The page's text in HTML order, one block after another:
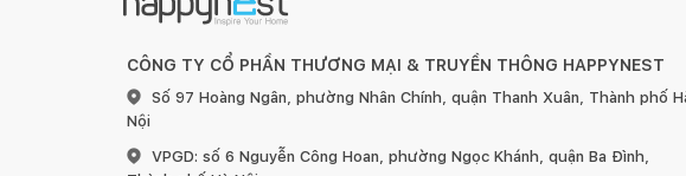
CÔNG TY CỔ PHẦN THƯƠNG MẠI & TRUYỀN THÔNG HAPPYNEST
Số 97 Hoàng Ngân, phường Nhân Chính, quận Thanh Xuân, Thành phố
Nội
VPGD: số 6 Nguyễn Công Hoan, phường Ngọc Khánh, quận Ba Đình,